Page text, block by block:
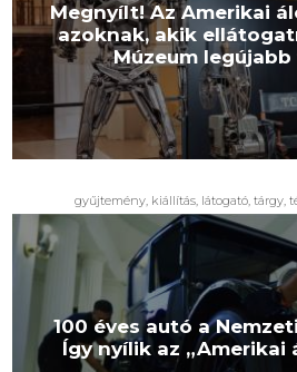
Megnyílt! Az Amerikai
azoknak, akik
Múzeum
gyűjtemény, kiállítás, látogató, tárgy,
100 éves autó a
Így nyílik az „Amerikai